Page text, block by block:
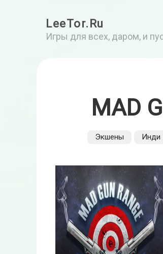
LeeTor.Ru
Игры для всех, даром, и
MAD
Экшены Инди